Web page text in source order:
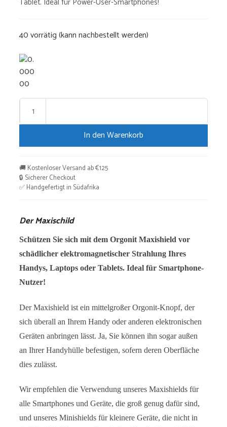
40 vorrätig (kann nachbestellt werden)
Maxischild
In den Warenkorb
🚚 Kostenloser Versand ab €125
🔒 Sicherer Checkout
✅ Handgefertigt in Südafrika
Der Maxischild
Schützen Sie sich mit dem Orgonit Maxishield vor
schädlicher elektromagnetischer Strahlung Ihres
Handys, Laptops oder Tablets. Ideal für Smartphone-
Nutzer!
Der Maxishield ist ein mittelgroßer Orgonit-Knopf, der
sich überall an Ihrem Handy oder anderen elektronischen
Geräten anbringen lässt. Ja, Sie können ihn sogar außen
an Ihrer Handyhülle befestigen, sofern deren Oberfläche
dies zulässt.
Wir empfehlen die Verwendung unseres Maxishields für
alle Smartphones und Geräte, die groß genug dafür sind,
und unseres Minishields für kleinere Geräte, die nicht in